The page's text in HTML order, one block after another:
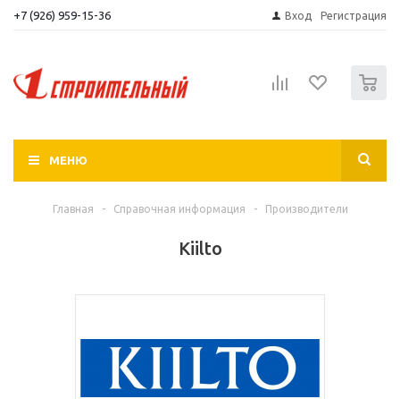
+7 (926) 959-15-36 Вход Регистрация
МЕНЮ
Главная - Справочная информация - Производители
Kiilto